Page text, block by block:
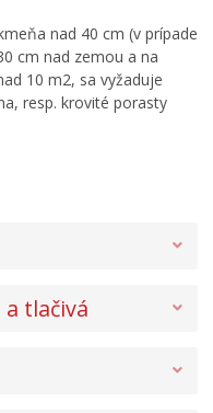
nad 40 cm (v prípade
cm nad zemou a na
10 m2, sa vyžaduje
resp. krovité porasty
tlačivá